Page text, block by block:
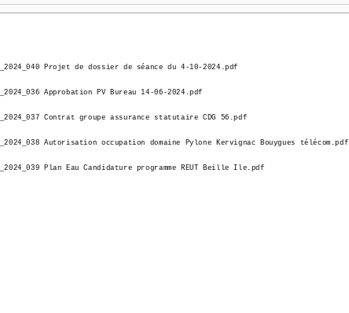
Projet de dossier de séance du 4-10-2024.pdf
Approbation PV Bureau 14-06-2024.pdf
Contrat groupe assurance statutaire CDG 56.pdf
Autorisation occupation domaine Pylone Kervignac Bouygues télécom.pdf
Projet de dossier de séance du 4-10-2024.pdf
Approbation PV Bureau 14-06-2024.pdf
Contrat groupe assurance statutaire CDG 56.pdf
Autorisation occupation domaine Pylone Kervignac Bouygues télécom.pdf
Plan Eau Candidature programme REUT Beille Ile.pdf